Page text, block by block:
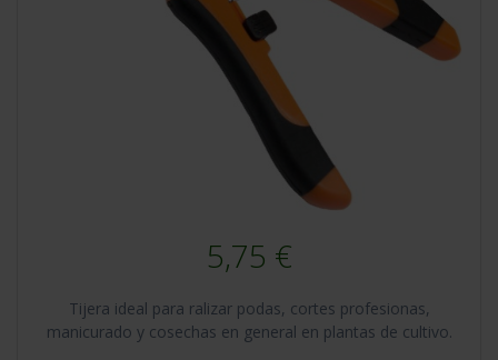
5,75 €
Tijera ideal para ralizar podas, cortes profesionas,
manicurado y cosechas en general en plantas de cultivo.